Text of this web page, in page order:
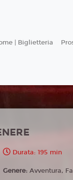
| Biglietteria
Durata: 195 min
Genere:Avventura,